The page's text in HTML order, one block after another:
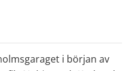
i början av